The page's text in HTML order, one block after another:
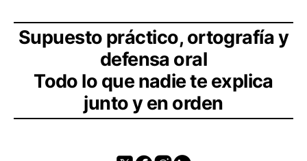
Supuesto práctico, ortografía y
defensa oral
Todo lo que nadie te explica
junto y en orden